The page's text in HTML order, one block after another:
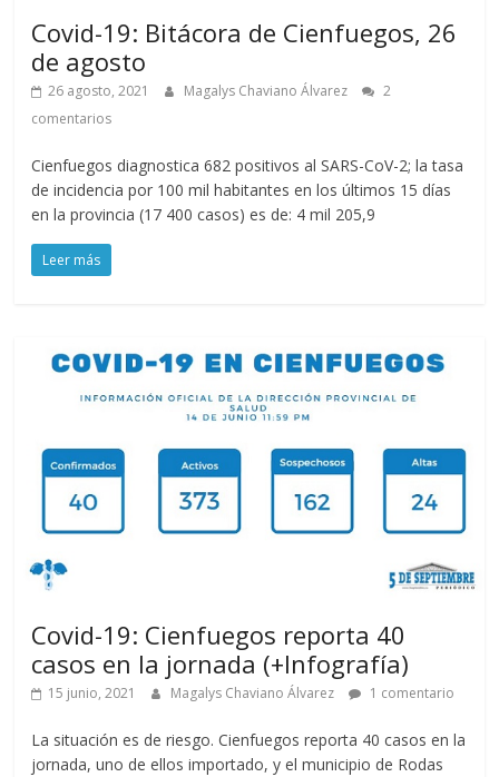
Covid-19: Bitácora de Cienfuegos, 26
de agosto
26 agosto, 2021 Magalys Chaviano Álvarez
2
comentarios
Cienfuegos diagnostica 682 positivos al SARS-CoV-2; la tasa
de incidencia por 100 mil habitantes en los últimos 15 días
en la provincia (17 400 casos) es de: 4 mil 205,9
Leer más
Covid-19: Cienfuegos reporta 40
casos en la jornada (+Infografía)
15 junio, 2021 Magalys Chaviano Álvarez 1 comentario
La situación es de riesgo. Cienfuegos reporta 40 casos en la
jornada, uno de ellos importado, y el municipio de Rodas